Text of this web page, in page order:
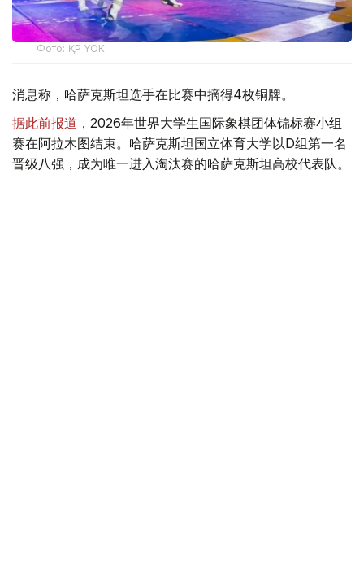
Фото: ҚР ҰОК
消息称，哈萨克斯坦选手在比赛中摘得4枚铜牌。
据此前报道 ，2026年世界大学生国际象棋团体锦标赛小组
赛在阿拉木图结束。哈萨克斯坦国立体育大学以D组第一名
晋级八强，成为唯一进入淘汰赛的哈萨克斯坦高校代表队。